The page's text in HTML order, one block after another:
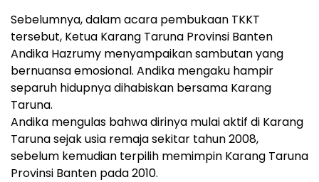
Sebelumnya, dalam acara pembukaan TKKT
tersebut, Ketua Karang Taruna Provinsi Banten
Andika Hazrumy menyampaikan sambutan yang
bernuansa emosional. Andika mengaku hampir
separuh hidupnya dihabiskan bersama Karang
Taruna.
Andika mengulas bahwa dirinya mulai aktif di Karang
Taruna sejak usia remaja sekitar tahun 2008,
sebelum kemudian terpilih memimpin Karang Taruna
Provinsi Banten pada 2010.